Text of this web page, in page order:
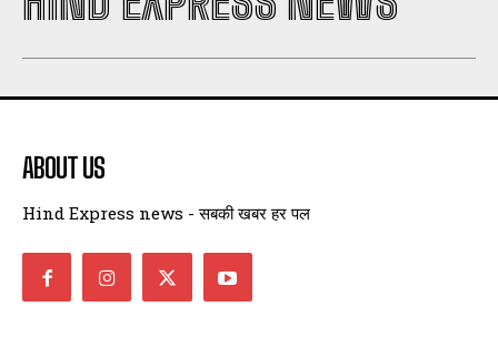
ABOUT US
Hind Express news - सबकी खबर हर पल